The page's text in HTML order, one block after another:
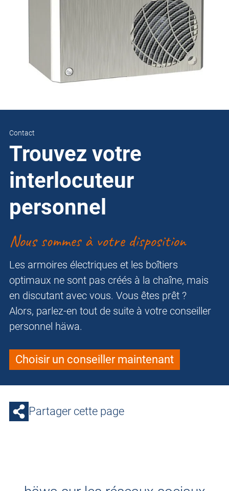
Contact
Trouvez votre
interlocuteur
personnel
Nous sommes à votre disposition
Les armoires électriques et les boîtiers
optimaux ne sont pas créés à la chaîne, mais
en discutant avec vous. Vous êtes prêt ?
Alors, parlez-en tout de suite à votre conseiller
personnel häwa.
Choisir un conseiller maintenant
Partager cette page